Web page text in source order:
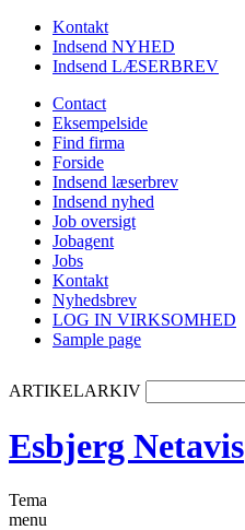
Kontakt
Indsend NYHED
Indsend LÆSERBREV
Contact
Eksempelside
Find firma
Forside
Indsend læserbrev
Indsend nyhed
Job oversigt
Jobagent
Jobs
Kontakt
Nyhedsbrev
LOG IN VIRKSOMHED
Sample page
ARTIKELARKIV
Esbjerg Netavis
Tema
menu